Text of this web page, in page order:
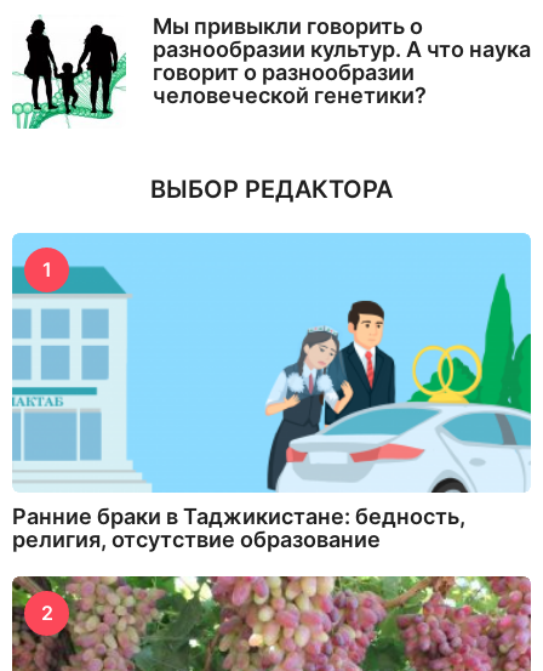
Мы привыкли говорить о
разнообразии культур. А что наука
говорит о разнообразии
человеческой генетики?
ВЫБОР РЕДАКТОРА
1
Ранние браки в Таджикистане: бедность,
религия, отсутствие образование
2